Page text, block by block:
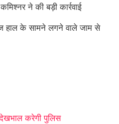
ने की बड़ी कार्रवाई
हाल के सामने लगने वाले जाम से